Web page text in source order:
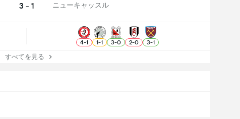
3 - 1 ニューキャッスル
4-1 1-1 3-0 2-0 3-1
すべてを見る